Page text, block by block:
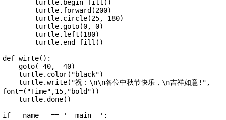
def wirte():
font=("Time",15,"bold"))
if __name__ == '__main__':